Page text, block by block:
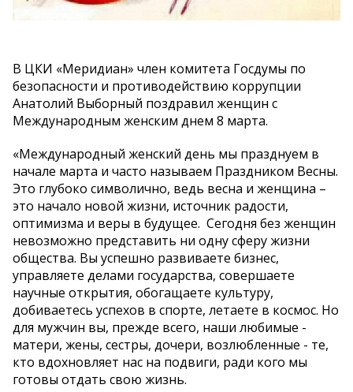
В ЦКИ «Меридиан» член комитета Госдумы по
безопасности и противодействию коррупции
Анатолий Выборный поздравил женщин с
Международным женским днем 8 марта.
«Международный женский день мы празднуем в
начале марта и часто называем Праздником Весны.
Это глубоко символично, ведь весна и женщина –
это начало новой жизни, источник радости,
оптимизма и веры в будущее. Сегодня без женщин
невозможно представить ни одну сферу жизни
общества. Вы успешно развиваете бизнес,
управляете делами государства, совершаете
научные открытия, обогащаете культуру,
добиваетесь успехов в спорте, летаете в космос. Но
для мужчин вы, прежде всего, наши любимые -
матери, жены, сестры, дочери, возлюбленные - те,
кто вдохновляет нас на подвиги, ради кого мы
готовы отдать свою жизнь.